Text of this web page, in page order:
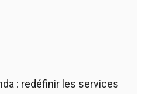
: redéfinir les services